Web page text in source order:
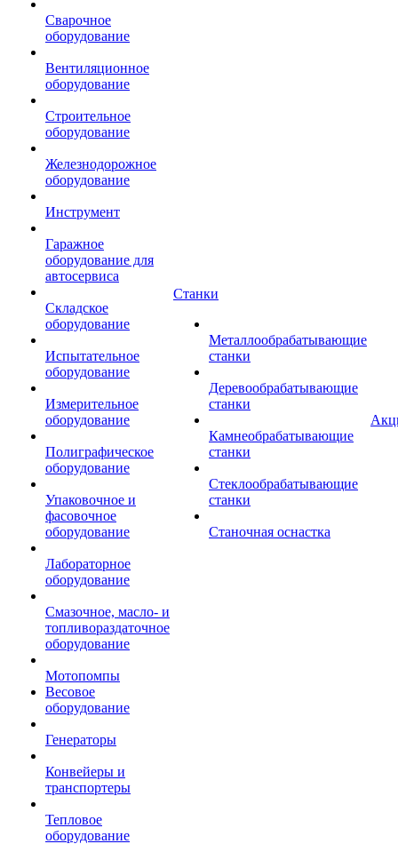
Сварочное
оборудование
Вентиляционное
оборудование
Строительное
оборудование
Железнодорожное
оборудование
Инструмент
Гаражное
оборудование для
автосервиса
Складское
оборудование
Испытательное
оборудование
Измерительное
оборудование
Полиграфическое
оборудование
Упаковочное и
фасовочное
оборудование
Лабораторное
оборудование
Смазочное, масло- и
топливораздаточное
оборудование
Мотопомпы
Весовое
оборудование
Генераторы
Конвейеры и
транспортеры
Тепловое
оборудование
Станки
Металлообрабатывающие
станки
Деревообрабатывающие
станки
Камнеобрабатывающие
станки
Стеклообрабатывающие
станки
Станочная оснастка